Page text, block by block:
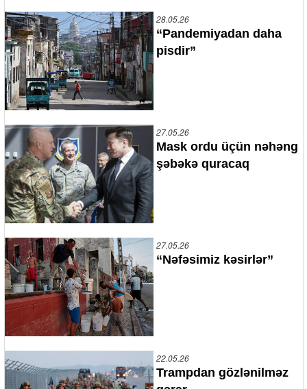
28.05.26
“Pandemiyadan daha
pisdir”
27.05.26
Mask ordu üçün nəhəng
şəbəkə quracaq
27.05.26
“Nəfəsimiz kəsirlər”
22.05.26
Trampdan gözlənilməz